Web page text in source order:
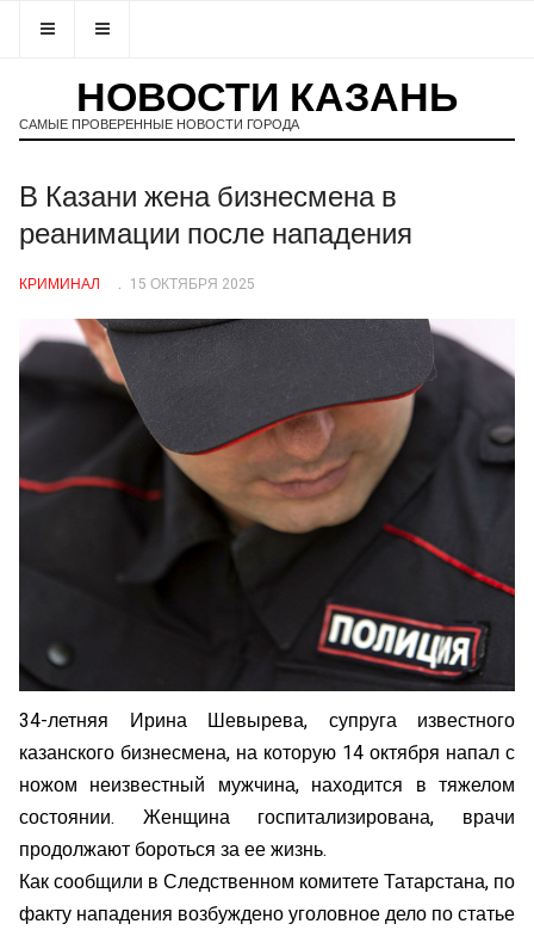
НОВОСТИ КАЗАНЬ
САМЫЕ ПРОВЕРЕННЫЕ НОВОСТИ ГОРОДА
В Казани жена бизнесмена в
реанимации после нападения
КРИМИНАЛ 15 ОКТЯБРЯ 2025
34-летняя Ирина Шевырева, супруга известного
казанского бизнесмена, на которую 14 октября напал с
ножом неизвестный мужчина, находится в тяжелом
состоянии. Женщина госпитализирована, врачи
продолжают бороться за ее жизнь.
Как сообщили в Следственном комитете Татарстана, по
факту нападения возбуждено уголовное дело по статье